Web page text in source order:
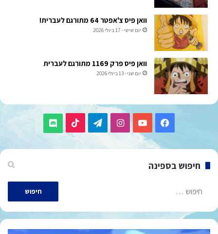
וואן פיס צ'אפטר 64 מתורגם לעברית!
יום שישי - 17 ביולי 2026
וואן פיס פרק 1169 מתורגם לעברית
יום שני - 13 ביולי 2026
Facebook
YouTube
Instagram
Telegram
TikTok
Discord
חיפוש בספינה
חיפוש: